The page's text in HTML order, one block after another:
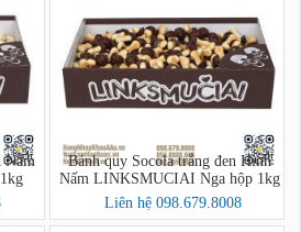
Nấm
Bánh quy Socola trắng đen Hình
Nấm LINKSMUCIAI Nga hộp 1kg
Liên hệ 098.679.8008